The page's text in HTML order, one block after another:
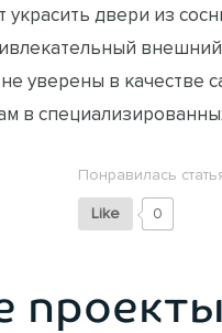
двери из
уверены в качестве
в
Понравилась
Like 0